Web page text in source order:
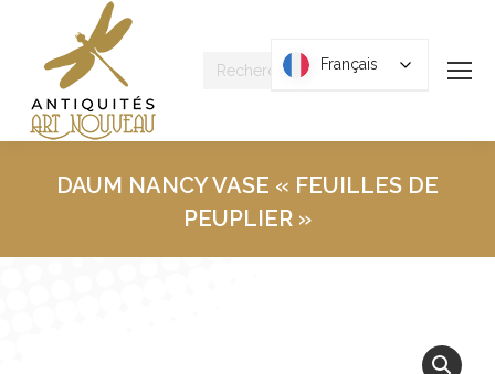
Recherche
DAUM NANCY VASE « FEUILLES DE
PEUPLIER »
Français
Français